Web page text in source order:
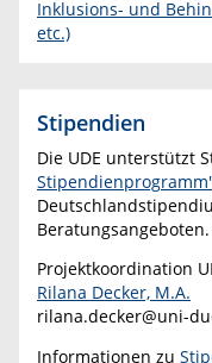
Inklusions- und
etc.)
Stipendien
Die UDE unterstützt
Projektkoordination
Rilana Decker, M.A.
rilana.decker@uni-
Informationen zu